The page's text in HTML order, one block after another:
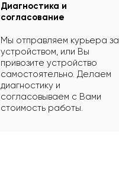
Диагностика и
согласование
Мы отправляем курьера за
устройством, или Вы
привозите устройство
самостоятельно. Делаем
диагностику и
согласовываем с Вами
стоимость работы.